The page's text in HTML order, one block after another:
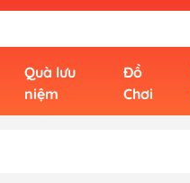
Quà lưu
niệm
Đồ
Chơi